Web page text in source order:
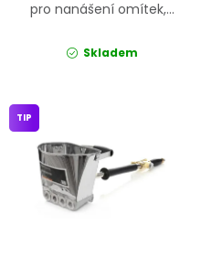
pro nanášení omítek,...
Skladem
TIP